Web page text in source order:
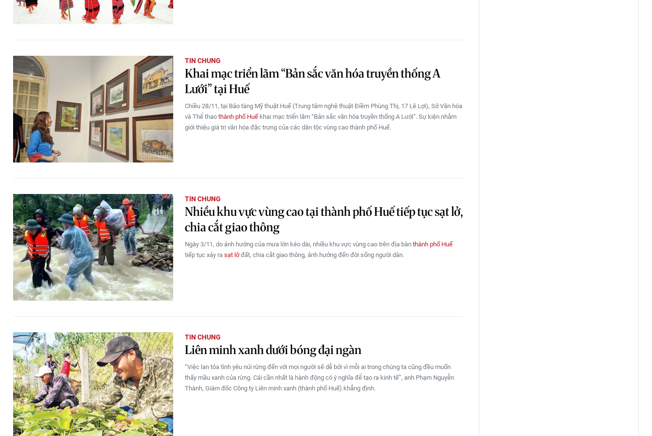
TIN CHUNG
Khai mạc triển lãm “Bản sắc văn hóa truyền thống A
Lưới” tại Huế
Chiều 28/11, tại Bảo tàng Mỹ thuật Huế (Trung tâm nghệ thuật Điềm Phùng Thị, 17 Lê Lợi), Sở Văn hóa
và Thể thao thành phố Huế khai mạc triển lãm “Bản sắc văn hóa truyền thống A Lưới”. Sự kiện nhằm
giới thiệu giá trị văn hóa đặc trưng của các dân tộc vùng cao thành phố Huế.
TIN CHUNG
Nhiều khu vực vùng cao tại thành phố Huế tiếp tục sạt lở,
chia cắt giao thông
Ngày 3/11, do ảnh hưởng của mưa lớn kéo dài, nhiều khu vực vùng cao trên địa bàn thành phố Huế
tiếp tục xảy ra sạt lởđất, chia cắt giao thông, ảnh hưởng đến đời sống người dân.
TIN CHUNG
Liên minh xanh dưới bóng đại ngàn
“Việc lan tỏa tình yêu núi rừng đến với mọi người sẽ dễ bởi vì mỗi ai trong chúng ta cũng đều muốn
thấy mầu xanh của rừng. Cái cần nhất là hành động có ý nghĩa để tạo ra kinh tế”, anh Phạm Nguyễn
Thành, Giám đốc Công ty Liên minh xanh (thành phố Huế) khẳng định.